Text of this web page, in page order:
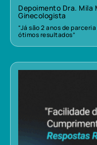
Depoimento Dra. Mila
Ginecologista
“Já são 2 anos de
ótimos resultados”